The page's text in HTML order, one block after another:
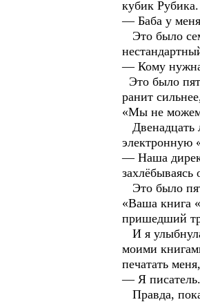
кубик
— Баба у
Это было
— Кому
Это было
ранит
«Мы не можем
Двенадцать
электронную
— Наша
Это было
«Ваша книга
пришедший
И я
моими
печатать
— Я писатель.
Правда,